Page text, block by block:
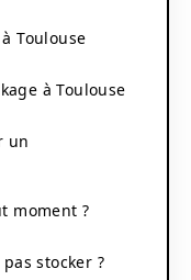
Toulouse
à Toulouse
un
moment ?
stocker ?